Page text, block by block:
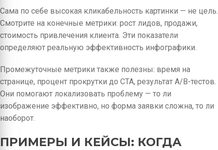
Сама по себе высокая кликабельность картинки — не цель.
Смотрите на конечные метрики: рост лидов, продажи,
стоимость привлечения клиента. Эти показатели
определяют реальную эффективность инфографики.
Промежуточные метрики также полезны: время на
странице, процент прокрутки до CTA, результат A/B-тестов.
Они помогают локализовать проблему — то ли
изображение эффективно, но форма заявки сложна, то ли
наоборот.
ПРИМЕРЫ И КЕЙСЫ: КОГДА